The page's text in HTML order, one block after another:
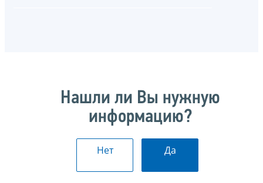
Нашли ли Вы нужную
информацию?
Нет Да